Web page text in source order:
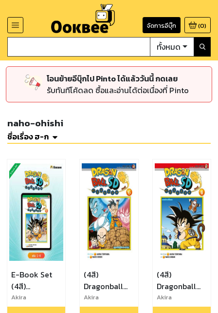
จัดการอีบุ๊ก (0)
ทั้งหมด
โอนย้ายอีบุ๊กไป Pinto ได้แล้ววันนี้ กดเลย
รับทันทีโค้ดลด ซื้อและอ่านได้ต่อเนื่องที่ Pinto
naho-ohishi
ชื่อเรื่อง ฮ-ก
E-Book Set
(4สี)
Dragonball
SD ดราก้อน
Akira
Toriyama,Naho
(4สี)
Dragonball
SD ดราก้อน
บอล เอสดี เล่ม
Akira
Toriyama,Naho
(4สี)
Dragonball
SD ดราก้อน
บอล เอสดี เล่ม
Akira
Toriyama,Naho